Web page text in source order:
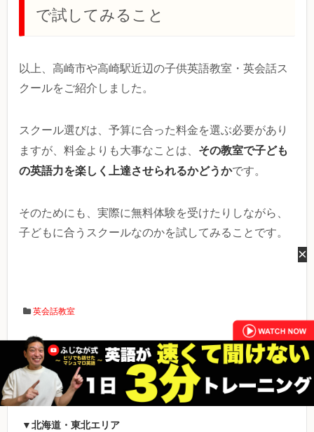
で試してみること
以上、高崎市や高崎駅近辺の子供英語教室・英会話ス
クールをご紹介しました。
スクール選びは、予算に合った料金を選ぶ必要があり
ますが、料金よりも大事なことは、 その教室で子ども
の英語力を楽しく上達させられるかどうかです。
そのためにも、実際に無料体験を受けたりしながら、
子どもに合うスクールなのかを試してみることです。
英会話教室
おすすめ英会話スクール一覧
▼北海道・東北エリア
×